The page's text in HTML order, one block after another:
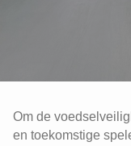
Om de
en toekomstige